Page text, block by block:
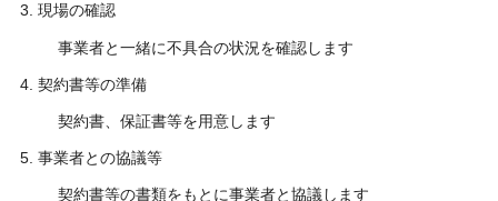
3. 現場の確認
事業者と一緒に不具合の状況を確認します
4. 契約書等の準備
契約書、保証書等を用意します
5. 事業者との協議等
契約書等の書類をもとに事業者と協議します